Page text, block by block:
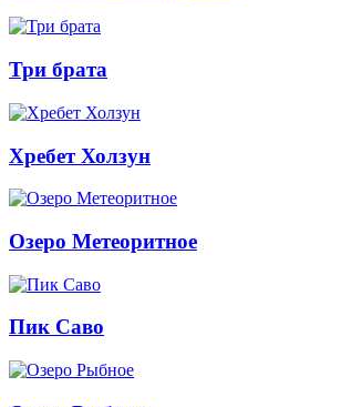
Три брата
Хребет Холзун
Озеро Метеоритное
Пик Саво